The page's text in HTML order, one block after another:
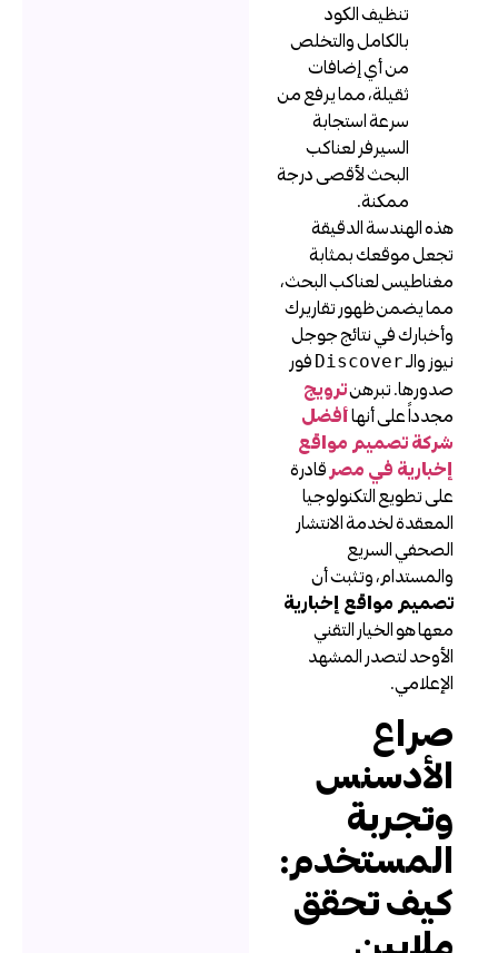
تنظيف الكود
بالكامل والتخلص
من أي إضافات
ثقيلة، مما يرفع من
سرعة استجابة
السيرفر لعناكب
البحث لأقصى درجة
ممكنة.
هذه الهندسة الدقيقة
تجعل موقعك بمثابة
مغناطيس لعناكب البحث،
مما يضمن ظهور تقاريرك
وأخبارك في نتائج جوجل
نيوز والـDiscoverفور
صدورها. تبرهن ترويج
مجدداً على أنهاأفضل
شركة تصميم مواقع
إخبارية في مصر قادرة
على تطويع التكنولوجيا
المعقدة لخدمة الانتشار
الصحفي السريع
والمستدام، وتثبت أن
تصميم مواقع إخبارية
معها هو الخيار التقني
الأوحد لتصدر المشهد
الإعلامي.
صراع
الأدسنس
وتجربة
المستخدم:
كيف تحقق
ملايين